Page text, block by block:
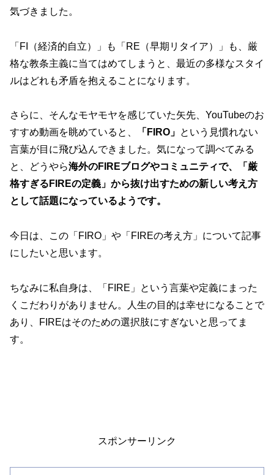
気づきました。
「FI（経済的自立）」も「RE（早期リタイア）」も、厳
格な教条主義に当てはめてしまうと、最近の多様なスタイ
ルはどれも矛盾を抱えることになります。
さらに、そんなモヤモヤを感じていた矢先、YouTubeのお
すすめ動画を眺めていると、
「FIRO」 という見慣れない
言葉が目に飛び込んできました。気になって調べてみる
と、どうやら海外のFIREブログやコミュニティで、「厳
格すぎるFIREの定義」から抜け出すための新しい考え方
として話題になっているようです。
今日は、この「FIRO」や「FIREの考え方」について記事
にしたいと思います。
ちなみに私自身は、「FIRE」という言葉や定義にまった
くこだわりがありません。人生の目的は幸せになることで
あり、FIREはそのための選択肢にすぎないと思ってま
す。
スポンサーリンク